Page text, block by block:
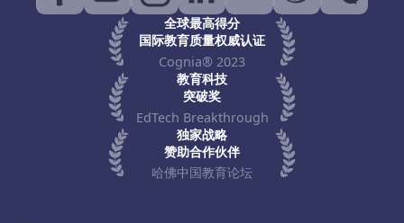
全球最高得分
国际教育质量权威认证
Cognia® 2023
教育科技
突破奖
EdTech Breakthrough
独家战略
赞助合作伙伴
哈佛中国教育论坛